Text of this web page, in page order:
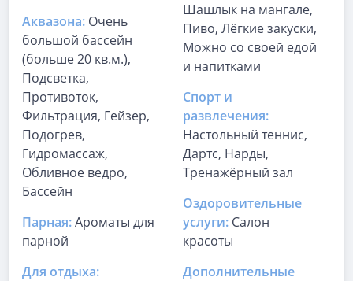
Аквазона: Очень
большой бассейн
(больше 20 кв.м.),
Подсветка,
Противоток,
Фильтрация, Гейзер,
Подогрев,
Гидромассаж,
Обливное ведро,
Бассейн
Парная:Ароматы для
парной
Для отдыха:
Шашлык на мангале,
Пиво, Лёгкие закуски,
Можно со своей едой
и напитками
Спорт и
развлечения:
Настольный теннис,
Дартс, Нарды,
Тренажёрный зал
Оздоровительные
услуги: Салон
красоты
Дополнительные